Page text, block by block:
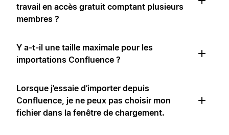
travail en accès gratuit comptant plusieurs
membres ?
Y a-t-il une taille maximale pour les
importations Confluence ?
Lorsque j’essaie d’importer depuis
Confluence, je ne peux pas choisir mon
fichier dans la fenêtre de chargement.